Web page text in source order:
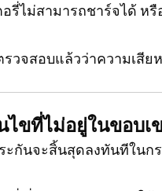
รี่ไม่สามารถชาร์จได้ ห
วจสอบแล้วว่าความเสีย
ไขที่ไม่อยู่ในขอบ
ะกันจะสิ้นสุดลงทันทีในก